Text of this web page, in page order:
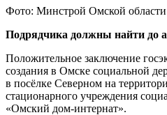
Фото: Минстрой Омской области
Подрядчика должны найти до
Положительное заключение
создания в Омске социальной
в посёлке Северном на
стационарного учреждения
«Омский дом-интернат».